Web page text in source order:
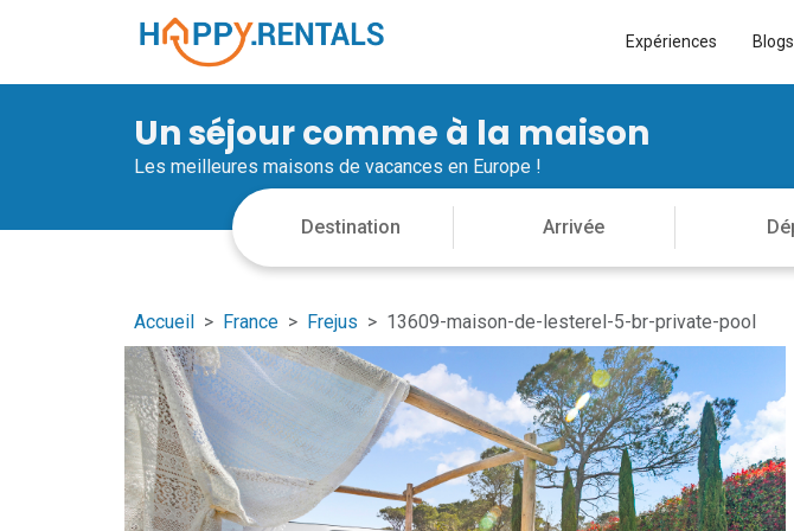
Expériences Blogs
Un séjour comme à la maison
Les meilleures maisons de vacances en Europe !
Accueil France Frejus 13609-maison-de-lesterel-5-br-private-pool